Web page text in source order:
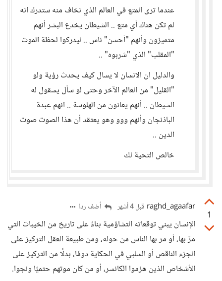
عندما ترى المتع في العالم الذي نخاف منه ستدرك انه
لم تكن هناك أي متع .. الشيطان يخدع البشر أنهم
متميزون وأنهم "أحسن" ناس .. ليدركوا لحظة الموت
"المقلب" الذي "شربوه" ..
والدليل ان الانسان لا يسال كيف يحدث رؤية ولو
"القليل" من العالم الآخر وحتى لو سأل يسقول له
الشيطان .. أنهم يعانون من الهلوسة .. انهم عبدة
الباذنجان وأنهم ووو وهو يعتقد أن هذا الصوت صوت
الدين ..
خالص التحية لك
1
raghd_agaafar قبل 4 أشهر أضف ردا
الإنسان يبني توقعاته التشاؤمية بناءً على تاريخ من الخيبات التي
مرّ بها، أو مر بها الناس من حوله، ومن طبيعة العقل التركيز على
الجزء الناقص أو السلبي في الحكاية دومًا، بدلًا من التركيز على
الأشخاص الذين هزموا الكانسر، أو من كان موتهم حتميًا ونجوا.